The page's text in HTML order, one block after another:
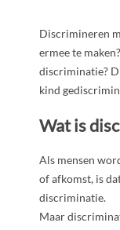
Discrimineren
ermee te
discriminatie?
kind
Wat is
Als mensen
of afkomst, is
discriminatie.
Maar